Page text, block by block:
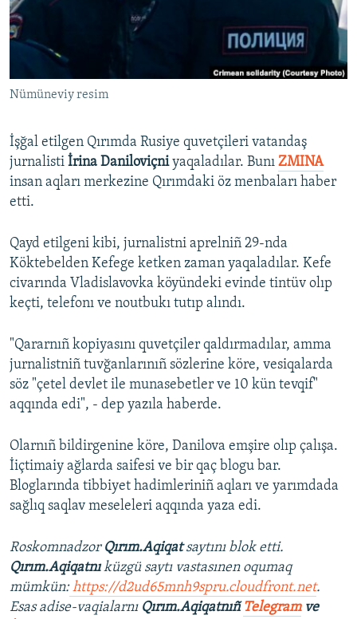
Русский
Українською
QOŞULIÑIZ!
RFE/RS bütün saytları
Nümüneviy resim
İşğal etilgen Qırımda Rusiye quvetçileri vatandaş
jurnalisti İrina Daniloviçniyaqaladılar. Bunı ZMINA
insan aqları merkezine Qırımdaki öz menbaları haber
etti.
Qayd etilgeni kibi, jurnalistni aprelniñ 29-nda
Köktebelden Kefege ketken zaman yaqaladılar. Kefe
civarında Vladislavovka köyündeki evinde tintüv olıp
keçti, telefonı ve noutbukı tutıp alındı.
"Qararnıñ kopiyasını quvetçiler qaldırmadılar, amma
jurnalistniñ tuvğanlarınıñ sözlerine köre, vesiqalarda
söz "çetel devlet ile munasebetler ve 10 kün tevqif"
aqqında edi", - dep yazıla haberde.
Olarnıñ bildirgenine köre, Danilova emşire olıp çalışa.
İiçtimaiy ağlarda saifesi ve bir qaç blogu bar.
Bloglarında tibbiyet hadimleriniñ aqları ve yarımdada
sağlıq saqlav meseleleri aqqında yaza edi.
Roskomnadzor Qırım.Aqiqatsaytını blok etti.
Qırım.Aqiqatnıküzgü saytı vastasınen oqumaq
mümkün: https://d2ud65mnh9spru.cloudfront.net.
Esas adise-vaqialarnı Qırım.Aqiqatnıñ Telegramve